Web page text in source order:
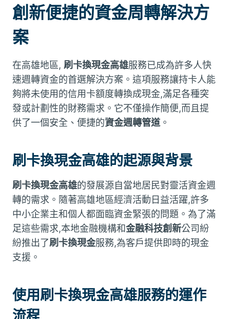
創新便捷的資金周轉解決方
案
在高雄地區, 刷卡換現金高雄服務已成為許多人快
速週轉資金的首選解決方案。這項服務讓持卡人能
夠將未使用的信用卡額度轉換成現金,滿足各種突
發或計劃性的財務需求。它不僅操作簡便,而且提
供了一個安全、便捷的資金週轉管道 。
刷卡換現金高雄的起源與背景
刷卡換現金高雄的發展源自當地居民對靈活資金週
轉的需求。隨著高雄地區經濟活動日益活躍,許多
中小企業主和個人都面臨資金緊張的問題。為了滿
足這些需求,本地金融機構和金融科技創新公司紛
紛推出了刷卡換現金服務,為客戶提供即時的現金
支援。
使用刷卡換現金高雄服務的運作